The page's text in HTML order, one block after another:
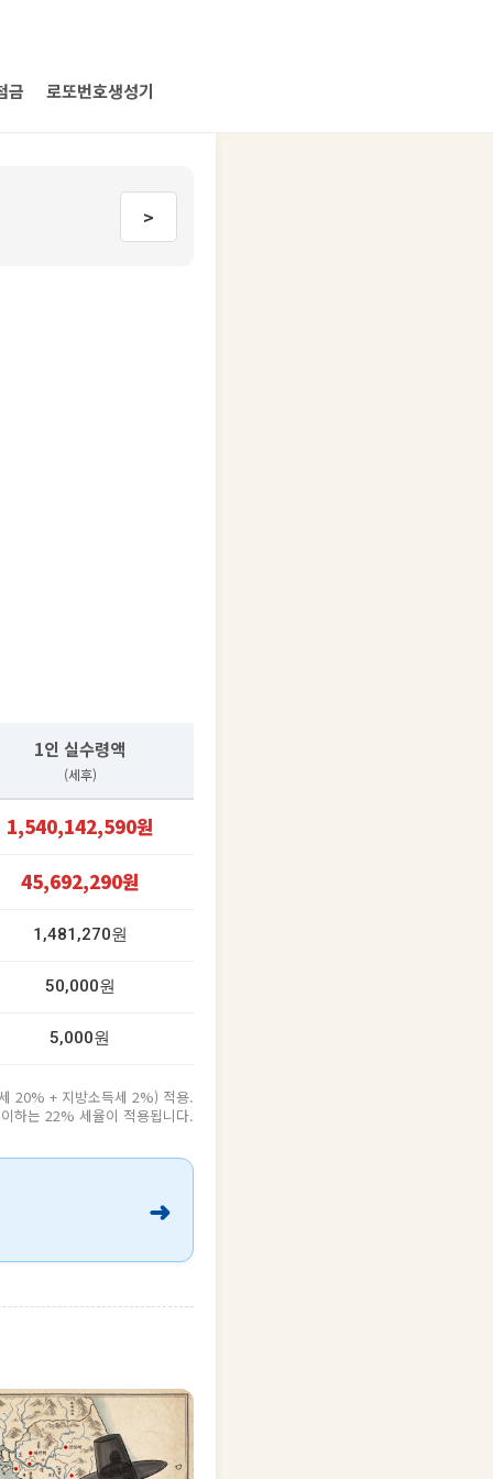
금 로또번호생성기
>
1인 실수령액
(세후)
1,540,142,590원
45,692,290원
1,481,270원
50,000원
5,000원
20% + 지방소득세 2%) 적용.
하는 22% 세율이 적용됩니다.
➜